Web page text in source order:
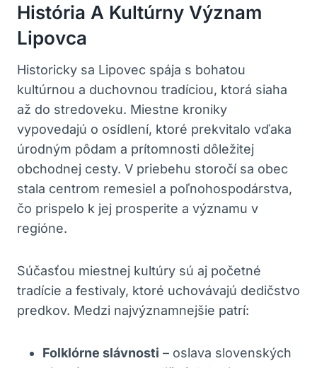
História A Kultúrny Význam
Lipovca
Historicky sa Lipovec spája s bohatou
kultúrnou a duchovnou tradíciou, ktorá siaha
až do stredoveku. Miestne kroniky
vypovedajú o osídlení, ktoré prekvitalo vďaka
úrodným pôdam a prítomnosti dôležitej
obchodnej cesty. V priebehu storočí sa obec
stala centrom remesiel a poľnohospodárstva,
čo prispelo k jej prosperite a významu v
regióne.
Súčasťou miestnej kultúry sú aj početné
tradície a festivaly, ktoré uchovávajú dedičstvo
predkov. Medzi najvýznamnejšie patrí:
Folklórne slávnosti – oslava slovenských